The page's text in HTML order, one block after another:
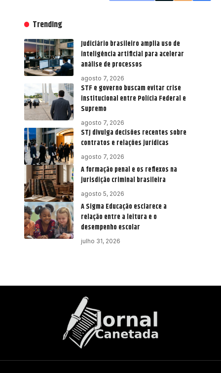
Trending
Judiciário brasileiro amplia uso de
inteligência artificial para acelerar
análise de processos
agosto 7, 2026
STF e governo buscam evitar crise
institucional entre Polícia Federal e
Supremo
agosto 7, 2026
STJ divulga decisões recentes sobre
contratos e relações jurídicas
agosto 7, 2026
A formação penal e os reflexos na
jurisdição criminal brasileira
agosto 5, 2026
A Sigma Educação esclarece a
relação entre a leitura e o
desempenho escolar
julho 31, 2026